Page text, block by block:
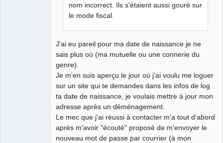
nom incorrect. Ils s'étaient aussi gouré sur
le mode fiscal.
J'ai eu pareil pour ma date de naissance je ne
sais plus où (ma mutuelle ou une connerie du
genre).
Je m'en suis aperçu le jour où j'ai voulu me loguer
sur un site qui te demandes dans les infos de log
ta date de naissance, je voulais mettre à jour mon
adresse après un déménagement.
Le mec que j'ai réussi à contacter m'a tout d'abord
après m'avoir "écouté" proposé de m'envoyer le
nouveau mot de passe par courrier (à mon